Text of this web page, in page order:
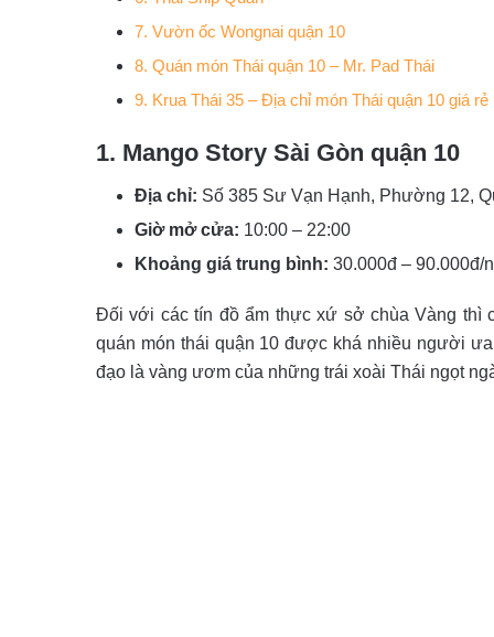
7. Vườn ốc Wongnai quận 10
8. Quán món Thái quận 10 – Mr. Pad Thái
9. Krua Thái 35 – Địa chỉ món Thái quận 10 giá rẻ
1. Mango Story Sài Gòn quận 10
Địa chỉ: Số 385 Sư Vạn Hạnh, Phường 12,
Giờ mở cửa: 10:00 – 22:00
Khoảng giá trung bình: 30.000đ – 90.000đ/
Đối với các tín đồ ẩm thực xứ sở chùa Vàng thì
quán món thái quận 10 được khá nhiều người
đạo là vàng ươm của những trái xoài Thái ngọt